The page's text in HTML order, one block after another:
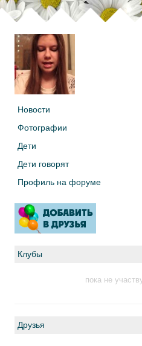
Новости
Фотографии
Дети
Дети говорят
Профиль на форуме
Клубы
пока не
Друзья